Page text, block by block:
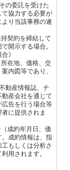
の委託を受けた
協力する必要が
り当該事務の遂
契約を締結して
開示する場合。
》
在地、価格、交
内図等であり、
動産情報誌、チ
産会社を通じて
告を行う場合等
に提供されま
成約年月日、価
成約情報は、指
もしくは分析さ
用されます。